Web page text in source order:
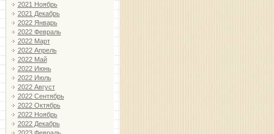
2021 Ноябрь
2021 Декабрь
2022 Январь
2022 Февраль
2022 Март
2022 Апрель
2022 Май
2022 Июнь
2022 Июль
2022 Август
2022 Сентябрь
2022 Октябрь
2022 Ноябрь
2022 Декабрь